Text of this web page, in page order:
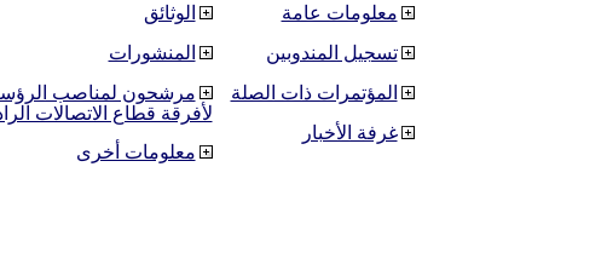
الوثائق
المنشورات
مرشحون لمناصب
لأفرقة قطاع الاتصالات
معلومات أخرى
معلومات عامة
تسجيل المندوبين
المؤتمرات ذات الصلة
غرفة الأخبار